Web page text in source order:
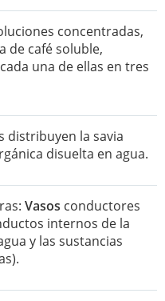
concentradas,
de café soluble,
una de ellas en tres
distribuyen la savia
disuelta en agua.
Vasos conductores
internos de la
y las sustancias